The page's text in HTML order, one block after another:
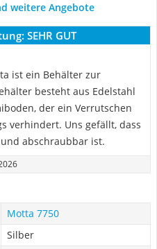
weitere Angebote
SEHR GUT
ist ein Behälter zur
besteht aus Edelstahl
der ein Verrutschen
verhindert. Uns gefällt, dass
abschraubbar ist.
Motta 7750
Silber